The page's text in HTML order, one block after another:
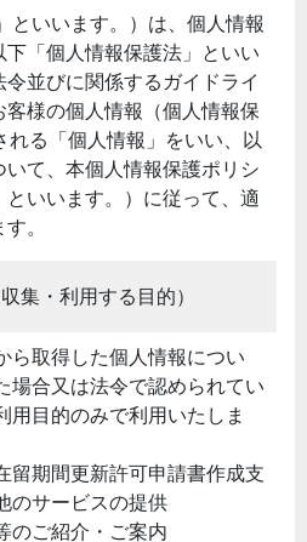
いいます。）は、個人情報
「個人情報保護法」といい
並びに関係するガイドライ
様の個人情報（個人情報保
る「個人情報」をいい、以
て、本個人情報保護ポリシ
いいます。）に従って、適
。
集・利用する目的）
ら取得した個人情報につい
場合又は法令で認められてい
用目的のみで利用いたしま
留期間更新許可申請書作成支
のサービスの提供
のご紹介・ご案内